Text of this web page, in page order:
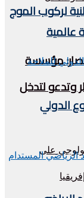
مؤسسة
وتدعو لتدخل
لركوب الموج
عالمية
الـ22 للأسبوع الدولي